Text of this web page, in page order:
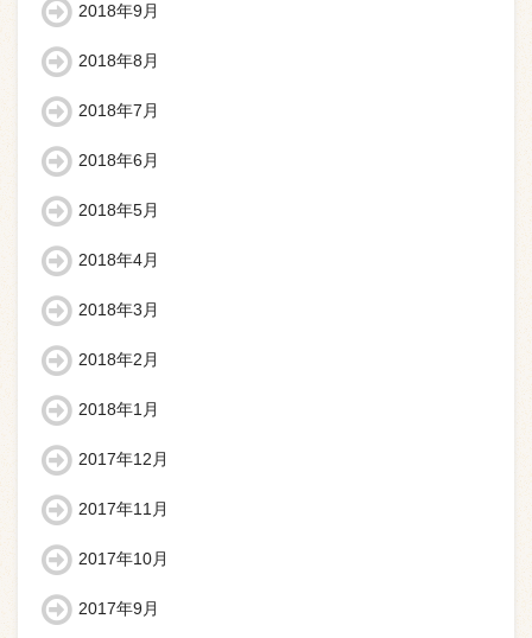
2018年9月
2018年8月
2018年7月
2018年6月
2018年5月
2018年4月
2018年3月
2018年2月
2018年1月
2017年12月
2017年11月
2017年10月
2017年9月